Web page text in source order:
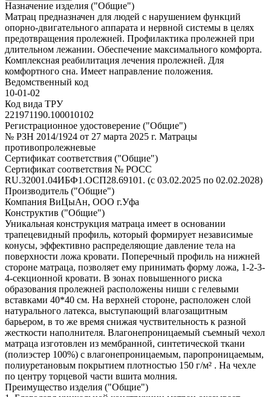
Назначение изделия ("Общие")
Матрац предназначен для людей с нарушением функций
опорно-двигательного аппарата и нервной системы в целях
предотвращения пролежней. Профилактика пролежней при
длительном лежании. Обеспечение максимального комфорта.
Комплексная реабилитация лечения пролежней. Для
комфортного сна. Имеет направление положения.
Ведомственный код
10-01-02
Код вида ТРУ
221971190.100010102
Регистрационное удостоверение ("Общие")
№ РЗН 2014/1924 от 27 марта 2025 г. Матрацы
противопролежневые
Сертификат соответствия ("Общие")
Сертификат соответствия № РОСС
RU.32001.04ИБФ1.ОСП28.69101. (с 03.02.2025 по 02.02.2028)
Производитель ("Общие")
Компания ВиЦыАн, ООО г.Уфа
Конструктив ("Общие")
Уникальная конструкция матраца имеет в основании
трапецевидный профиль, который формирует независимые
конусы, эффективно распределяющие давление тела на
поверхности ложа кровати. Поперечный профиль на нижней
стороне матраца, позволяет ему принимать форму ложа, 1-2-3-
4-секционной кровати. В зонах повышенного риска
образования пролежней расположены ниши с гелевыми
вставками 40*40 см. На верхней стороне, расположен слой
натурального латекса, выступающий влагозащитным
барьером, в то же время снижая чуствительность к разной
жесткости наполнителя. Влагонепроницаемый съемный чехол
матраца изготовлен из мембранной, синтетической ткани
(полиэстер 100%) с влагонепроницаемым, паропроницаемым,
полиуретановым покрытием плотностью 150 г/м² . На чехле
по центру торцевой части вшита молния.
Преимущество изделия ("Общие")